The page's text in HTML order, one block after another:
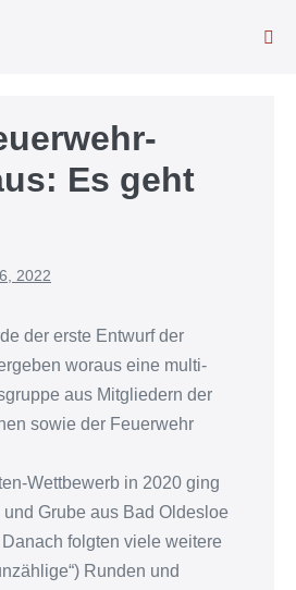
Es geht
2022
der erste Entwurf der
woraus eine multi-
aus Mitgliedern der
sowie der Feuerwehr
Wettbewerb in 2020 ging
Grube aus Bad Oldesloe
folgten viele weitere
Runden und